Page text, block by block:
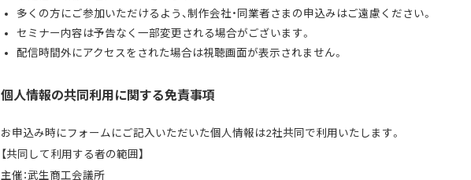
多くの方にご参加いただけるよう、制作会社・同業者さまの申込みはご遠慮ください。
セミナー内容は予告なく一部変更される場合がございます。
配信時間外にアクセスをされた場合は視聴画面が表示されません。
個人情報の共同利用に関する免責事項
お申込み時にフォームにご記入いただいた個人情報は2社共同で利用いたします。
【共同して利用する者の範囲】
主催：武生商工会議所